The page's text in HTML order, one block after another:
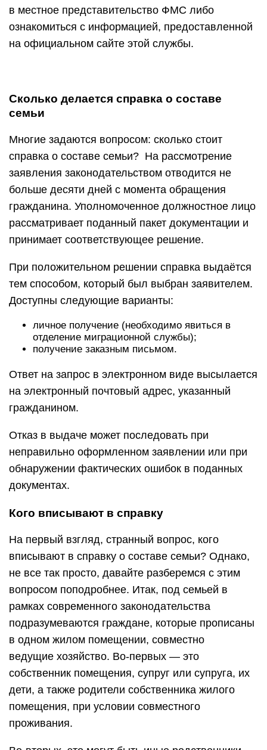
в местное представительство ФМС либо
ознакомиться с информацией, предоставленной
на официальном сайте этой службы.
Сколько делается справка о составе
семьи
Многие задаются вопросом: сколько стоит
справка о составе семьи? На рассмотрение
заявления законодательством отводится не
больше десяти дней с момента обращения
гражданина. Уполномоченное должностное лицо
рассматривает поданный пакет документации и
принимает соответствующее решение.
При положительном решении справка выдаётся
тем способом, который был выбран заявителем.
Доступны следующие варианты:
личное получение (необходимо явиться в
отделение миграционной службы);
получение заказным письмом.
Ответ на запрос в электронном виде высылается
на электронный почтовый адрес, указанный
гражданином.
Отказ в выдаче может последовать при
неправильно оформленном заявлении или при
обнаружении фактических ошибок в поданных
документах.
Кого вписывают в справку
На первый взгляд, странный вопрос, кого
вписывают в справку о составе семьи? Однако,
не все так просто, давайте разберемся с этим
вопросом поподробнее. Итак, под семьей в
рамках современного законодательства
подразумеваются граждане, которые прописаны
в одном жилом помещении, совместно
ведущие хозяйство. Во-первых — это
собственник помещения, супруг или супруга, их
дети, а также родители собственника жилого
помещения, при условии совместного
проживания.